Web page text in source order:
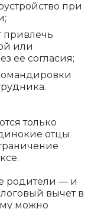
при
привлечь
или
ее согласия;
только
отцы
родители — и
вычет в
можно